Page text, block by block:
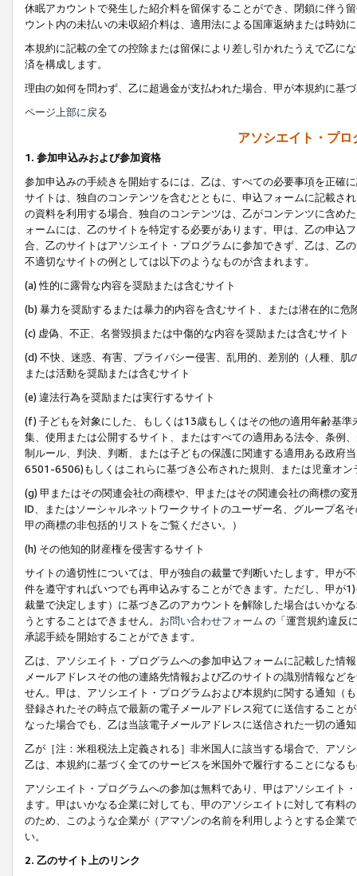
休眠アカウントで発生した紹介料を留保することができ、閉鎖に伴う
ウント内の未払いの未収紹介料は、適用法による国庫返納または時効
本規約に記載の全ての控除または留保により差し引かれたうえで乙に
済を構成します。
理由の如何を問わず、乙に超過金が支払われた場合、甲が本規約に基
ページ上部に戻る
アソシエイト・プ
1. 参加申込みおよび参加資格
参加申込みの手続きを開始するには、乙は、すべての必要事項を正確
サイトは、独自のコンテンツを含むとともに、申込フォームに記載さ
の資料を利用する場合、独自のコンテンツは、乙がコンテンツに含め
ォームには、乙のサイトを特定する必要があります。甲は、乙の申込
合、乙のサイトはアソシエイト・プログラムに参加できず、乙は、乙
不適切なサイトの例としては以下のようなものが含まれます。
(a) 性的に露骨な内容を奨励または含むサイト
(b) 暴力を奨励するまたは暴力的内容を含むサイト、または潜在的に
(c) 虚偽、不正、名誉毀損または中傷的な内容を奨励または含むサイト
(d) 不快、迷惑、有害、プライバシー侵害、乱用的、差別的（人種、
または活動を奨励または含むサイト
(e) 違法行為を奨励または実行するサイト
(f) 子どもを対象にした、もしくは13歳もしくはその他の適用年齢基
集、使用または公開するサイト、またはすべての適用ある法令、条例
制ルール、判決、判断、または子どもの保護に関連する適用ある政府
6501-6506)もしくはこれらに基づき公布された規則、または児童オン
(g) 甲またはその関連会社の商標や、甲またはその関連会社の商標の
ID、またはソーシャルネットワークサイトのユーザー名、グループ名
甲の商標の非包括的リストをご覧ください。）
(h) その他知的財産権を侵害するサイト
サイトの適切性については、甲が独自の裁量で判断いたします。甲が
件を遵守すればいつでも再申込みすることができます。ただし、甲が
裁量で決定します）に基づき乙のアカウントを解除した場合はいかな
うとすることはできません。 お問い合わせフォーム の「運営規約違反
承認手続を開始することができます。
乙は、アソシエイト・プログラムへの参加申込フォームに記載した情
メールアドレスその他の連絡先情報および乙のサイトの識別情報など
せん。甲は、アソシエイト・プログラムおよび本規約に関する通知（
登録されたその時点で最新の電子メールアドレス宛てに送信すること
なった場合でも、乙は当該電子メールアドレスに送信された一切の通
乙が［注：米租税法上定義される］非米国人に該当する場合で、アソ
乙は、本規約に基づく全てのサービスを米国外で履行することになる
アソシエイト・プログラムへの参加は無料であり、甲はアソシエイト
ます。甲はいかなる企業に対しても、甲のアソシエイトに対して有料
のため、このような企業が（アマゾンの名前を利用しようとする企業
い。
2. 乙のサイト上のリンク